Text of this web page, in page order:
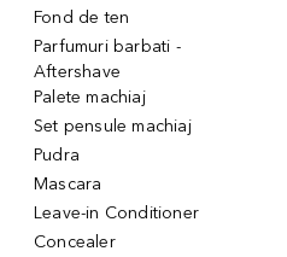
Fond de ten
Parfumuri barbati -
Aftershave
Palete machiaj
Set pensule machiaj
Pudra
Mascara
Leave-in Conditioner
Concealer